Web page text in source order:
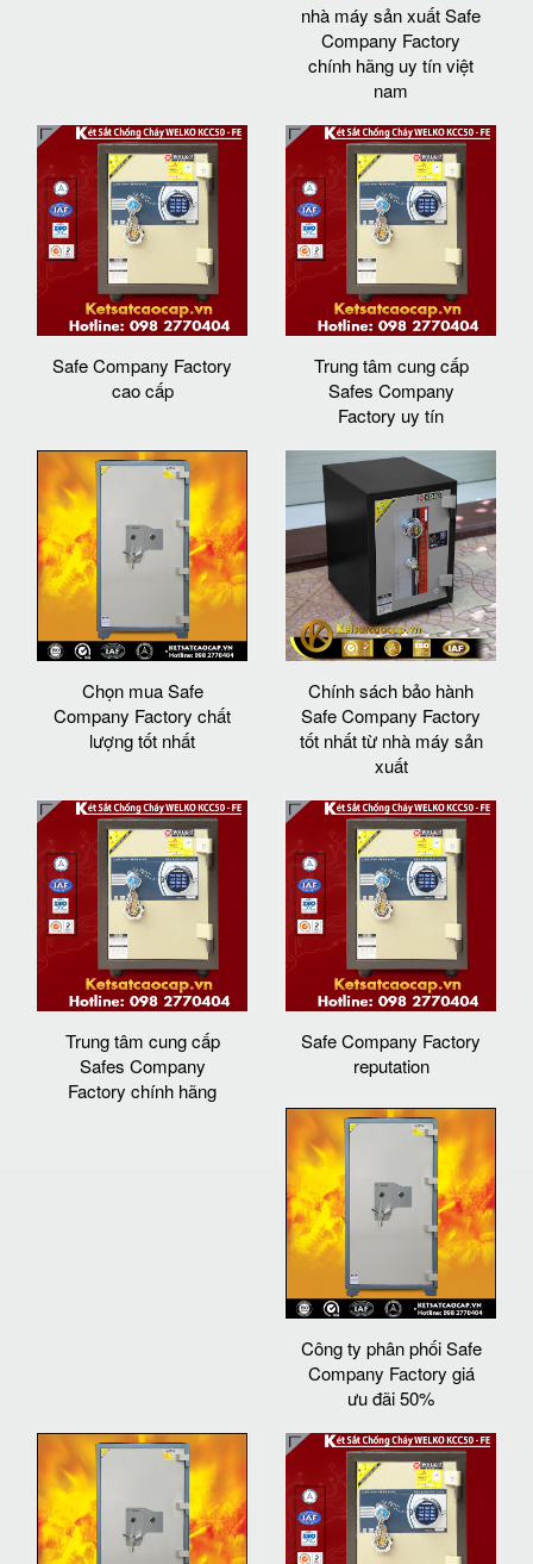
nhà máy sản xuất Safe
Company Factory
chính hãng uy tín việt
nam
Safe Company Factory
cao cấp
Trung tâm cung cấp
Safes Company
Factory uy tín
Chọn mua Safe
Company Factory chất
lượng tốt nhất
Chính sách bảo hành
Safe Company Factory
tốt nhất từ nhà máy sản
xuất
Trung tâm cung cấp
Safes Company
Factory chính hãng
Safe Company Factory
reputation
Công ty phân phối Safe
Company Factory giá
ưu đãi 50%